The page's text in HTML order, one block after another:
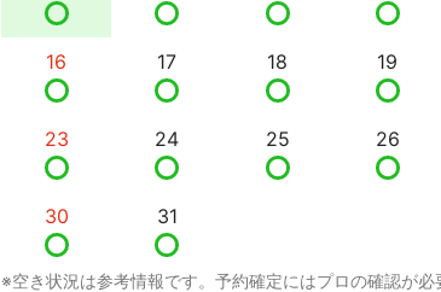
16 17 18 19
23 24 25 26
30 31
※空き状況は参考情報です。予約確定にはプロの確認が